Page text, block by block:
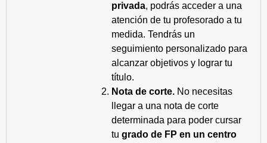
privada, podrás acceder a una
atención de tu profesorado a tu
medida. Tendrás un
seguimiento personalizado para
alcanzar objetivos y lograr tu
título.
Nota de corte. No necesitas
llegar a una nota de corte
determinada para poder cursar
tu grado de FP en un centro